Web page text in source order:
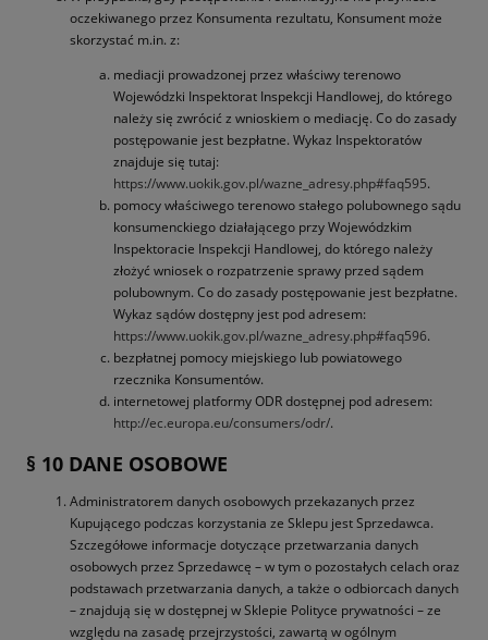
oczekiwanego przez Konsumenta rezultatu, Konsument może
skorzystać m.in. z:
mediacji prowadzonej przez właściwy terenowo
Wojewódzki Inspektorat Inspekcji Handlowej, do którego
należy się zwrócić z wnioskiem o mediację. Co do zasady
postępowanie jest bezpłatne. Wykaz Inspektoratów
znajduje się tutaj:
https://www.uokik.gov.pl/wazne_adresy.php#faq595.
pomocy właściwego terenowo stałego polubownego sądu
konsumenckiego działającego przy Wojewódzkim
Inspektoracie Inspekcji Handlowej, do którego należy
złożyć wniosek o rozpatrzenie sprawy przed sądem
polubownym. Co do zasady postępowanie jest bezpłatne.
Wykaz sądów dostępny jest pod adresem:
https://www.uokik.gov.pl/wazne_adresy.php#faq596.
bezpłatnej pomocy miejskiego lub powiatowego
rzecznika Konsumentów.
internetowej platformy ODR dostępnej pod adresem:
http://ec.europa.eu/consumers/odr/.
§ 10 DANE OSOBOWE
Administratorem danych osobowych przekazanych przez
Kupującego podczas korzystania ze Sklepu jest Sprzedawca.
Szczegółowe informacje dotyczące przetwarzania danych
osobowych przez Sprzedawcę – w tym o pozostałych celach oraz
podstawach przetwarzania danych, a także o odbiorcach danych
– znajdują się w dostępnej w Sklepie Polityce prywatności – ze
względu na zasadę przejrzystości, zawartą w ogólnym